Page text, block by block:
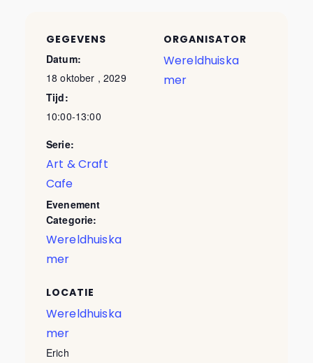
GEGEVENS
Datum:
18 oktober , 2029
Tijd:
10:00-13:00
Serie:
Art & Craft
Cafe
Evenement
Categorie:
Wereldhuiska
mer
LOCATIE
Wereldhuiska
mer
Erich
ORGANISATOR
Wereldhuiska
mer